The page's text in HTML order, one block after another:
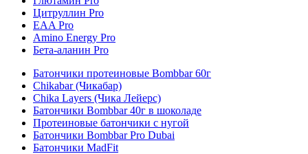
Цитруллин Pro
EAA Pro
Amino Energy Pro
Бета-аланин Pro
Батончики протеиновые Bombbar 60г
Chikabar (Чикабар)
Chika Layers (Чика Лейерс)
Батончики Bombbar 40г в шоколаде
Протеиновые батончики с нугой
Батончики Bombbar Pro Dubai
Батончики MadFit